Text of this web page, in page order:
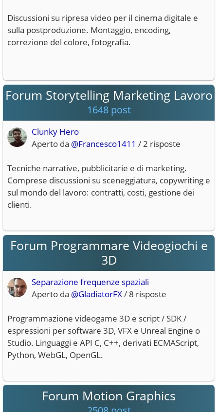
Discussioni su ripresa video per il cinema digitale e
sulla postproduzione. Montaggio, encoding,
correzione del colore, fotografia.
Forum Storytelling Marketing Lavoro
1648 post
Clunky Hero
Aperto da @Francesco1411 / 2 risposte
Tecniche narrative, pubblicitarie e di marketing.
Comprese discussioni su sceneggiatura, copywriting e
sul mondo del lavoro: contratti, costi, gestione dei
clienti.
Forum Programmare Videogiochi e
3D
220 post
Separazione frequenze spaziali
Aperto da @GladiatorFX/ 8 risposte
Programmazione videogame 3D e script / SDK /
espressioni per software 3D, VFX e Unreal Engine o
Studio. Linguaggi e API C, C++, derivati ECMAScript,
Python, WebGL, OpenGL.
Forum Motion Graphics